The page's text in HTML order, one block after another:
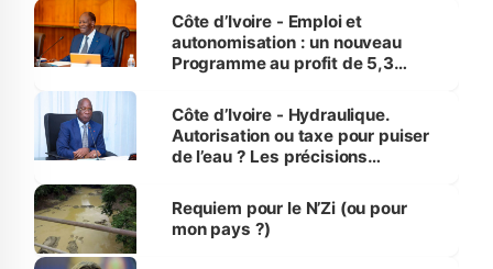
et Yamoussoukro
Côte d’Ivoire - Emploi et
autonomisation : un nouveau
Programme au profit de 5,3
Côte d’Ivoire - Hydraulique.
Autorisation ou taxe pour puiser
de l’eau ? Les précisions
Requiem pour le N’Zi (ou pour
mon pays ?)